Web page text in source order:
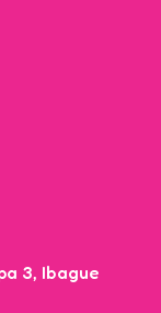
3, Ibague